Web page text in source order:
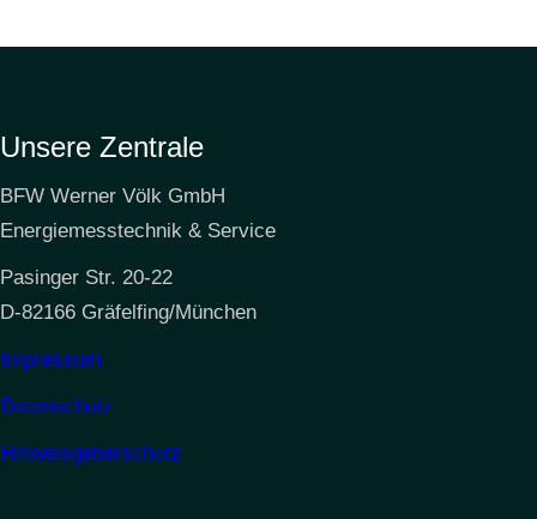
Unsere Zentrale
BFW Werner Völk GmbH
Energiemesstechnik & Service
Pasinger Str. 20-22
D-82166 Gräfelfing/München
Impressum
Datenschutz
Hinweisgeberschutz